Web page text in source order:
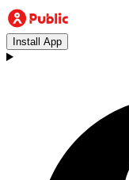
Install App